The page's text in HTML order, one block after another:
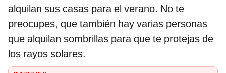
alquilan sus casas para el verano. No te
preocupes, que también hay varias personas
que alquilan sombrillas para que te protejas de
los rayos solares.